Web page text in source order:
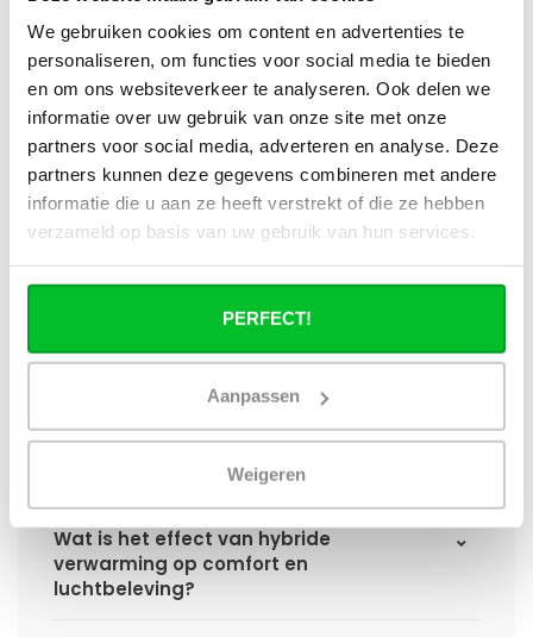
We gebruiken cookies om content en advertenties te
personaliseren, om functies voor social media te bieden
en om ons websiteverkeer te analyseren. Ook delen we
informatie over uw gebruik van onze site met onze
partners voor social media, adverteren en analyse. Deze
partners kunnen deze gegevens combineren met andere
informatie die u aan ze heeft verstrekt of die ze hebben
verzameld op basis van uw gebruik van hun services.
PERFECT!
Aanpassen
Weigeren
Wat is technisch gezien een hybride
paneelradiator?
Hoe verschilt de warmteafgifte van een
hybride paneelradiator ten opzichte van
een standaard paneelradiator?
Wat is het voordeel van geïntegreerde
radiatorventilatoren?
technisch geen convector?
Hoe presteert een hybride
aanvoertemperaturen (35–45 °C)?
Wat is het effect van hybride
verwarming op comfort en
luchtbeleving?